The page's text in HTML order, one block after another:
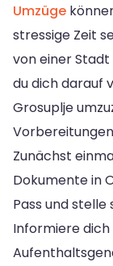
Umzüge
stressige Zeit
von einer Stadt
du dich darauf
Grosuplje
Zunächst
Dokumente in
Pass und stelle
Informiere